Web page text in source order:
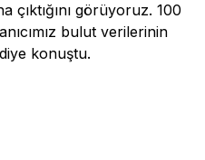
çıktığını görüyoruz. 100
bulut verilerinin
konuştu.